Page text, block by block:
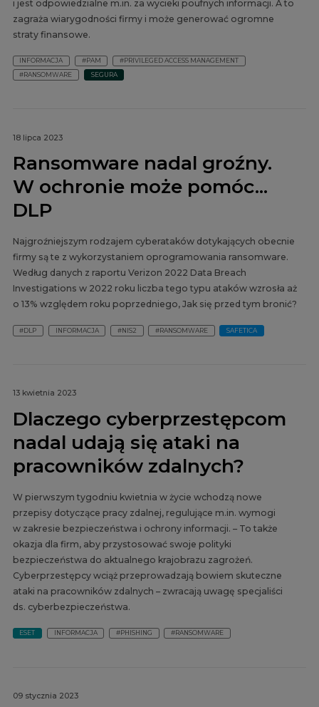
i jest odpowiedzialne m.in. za wycieki poufnych informacji. A to
zagraża wiarygodności firmy i może generować ogromne
straty finansowe.
INFORMACJA #PAM
#PRIVILEGED ACCESS MANAGEMENT
#RANSOMWARE
SEGURA
18 lipca 2023
Ransomware nadal groźny.
W ochronie może pomóc...
DLP
Najgroźniejszym rodzajem cyberataków dotykających obecnie
firmy są te z wykorzystaniem oprogramowania ransomware.
Według danych z raportu Verizon 2022 Data Breach
Investigations w 2022 roku liczba tego typu ataków wzrosła aż
o 13% względem roku poprzedniego, Jak się przed tym bronić?
#DLP INFORMACJA #NIS2 #RANSOMWARE SAFETICA
13 kwietnia 2023
Dlaczego cyberprzestępcom
nadal udają się ataki na
pracowników zdalnych?
W pierwszym tygodniu kwietnia w życie wchodzą nowe
przepisy dotyczące pracy zdalnej, regulujące m.in. wymogi
w zakresie bezpieczeństwa i ochrony informacji. – To także
okazja dla firm, aby przystosować swoje polityki
bezpieczeństwa do aktualnego krajobrazu zagrożeń.
Cyberprzestępcy wciąż przeprowadzają bowiem skuteczne
ataki na pracowników zdalnych – zwracają uwagę specjaliści
ds. cyberbezpieczeństwa.
ESET INFORMACJA #PHISHING #RANSOMWARE
09 stycznia 2023